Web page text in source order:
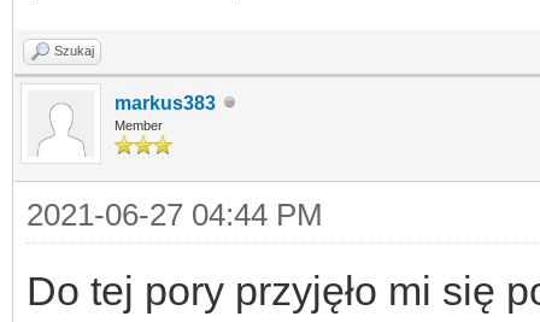
Szukaj
markus383
Member
2021-06-27 04:44 PM
Do tej pory przyjęło mi się